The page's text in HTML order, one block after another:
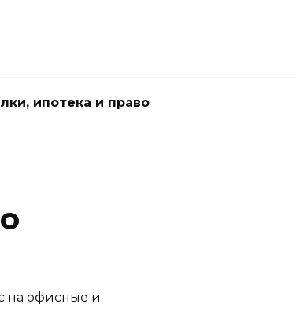
ипотека и право
на офисные и